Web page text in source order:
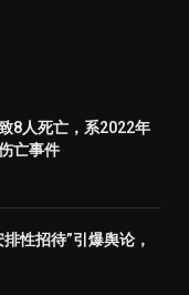
8人死亡，系2022年
亡事件
性招待”引爆舆论，